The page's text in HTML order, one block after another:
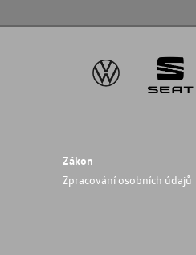
Zákon
Zpracování osobních údajů